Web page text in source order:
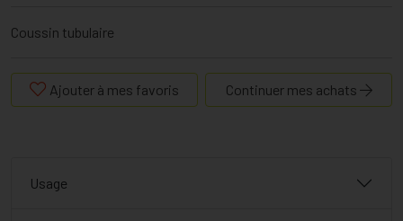
Coussin tubulaire
Ajouter à mes favoris Continuer mes achats
Usage